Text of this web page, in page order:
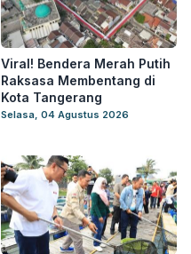
Viral! Bendera Merah Putih
Raksasa Membentang di
Kota Tangerang
Selasa, 04 Agustus 2026